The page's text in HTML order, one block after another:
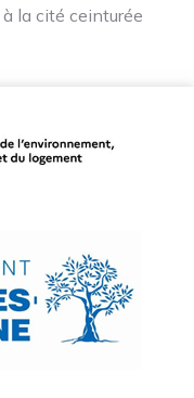
la cité ceinturée